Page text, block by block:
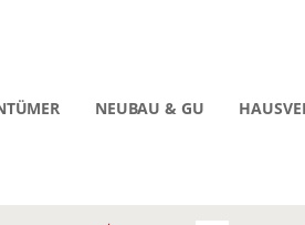
NEUBAU & GU